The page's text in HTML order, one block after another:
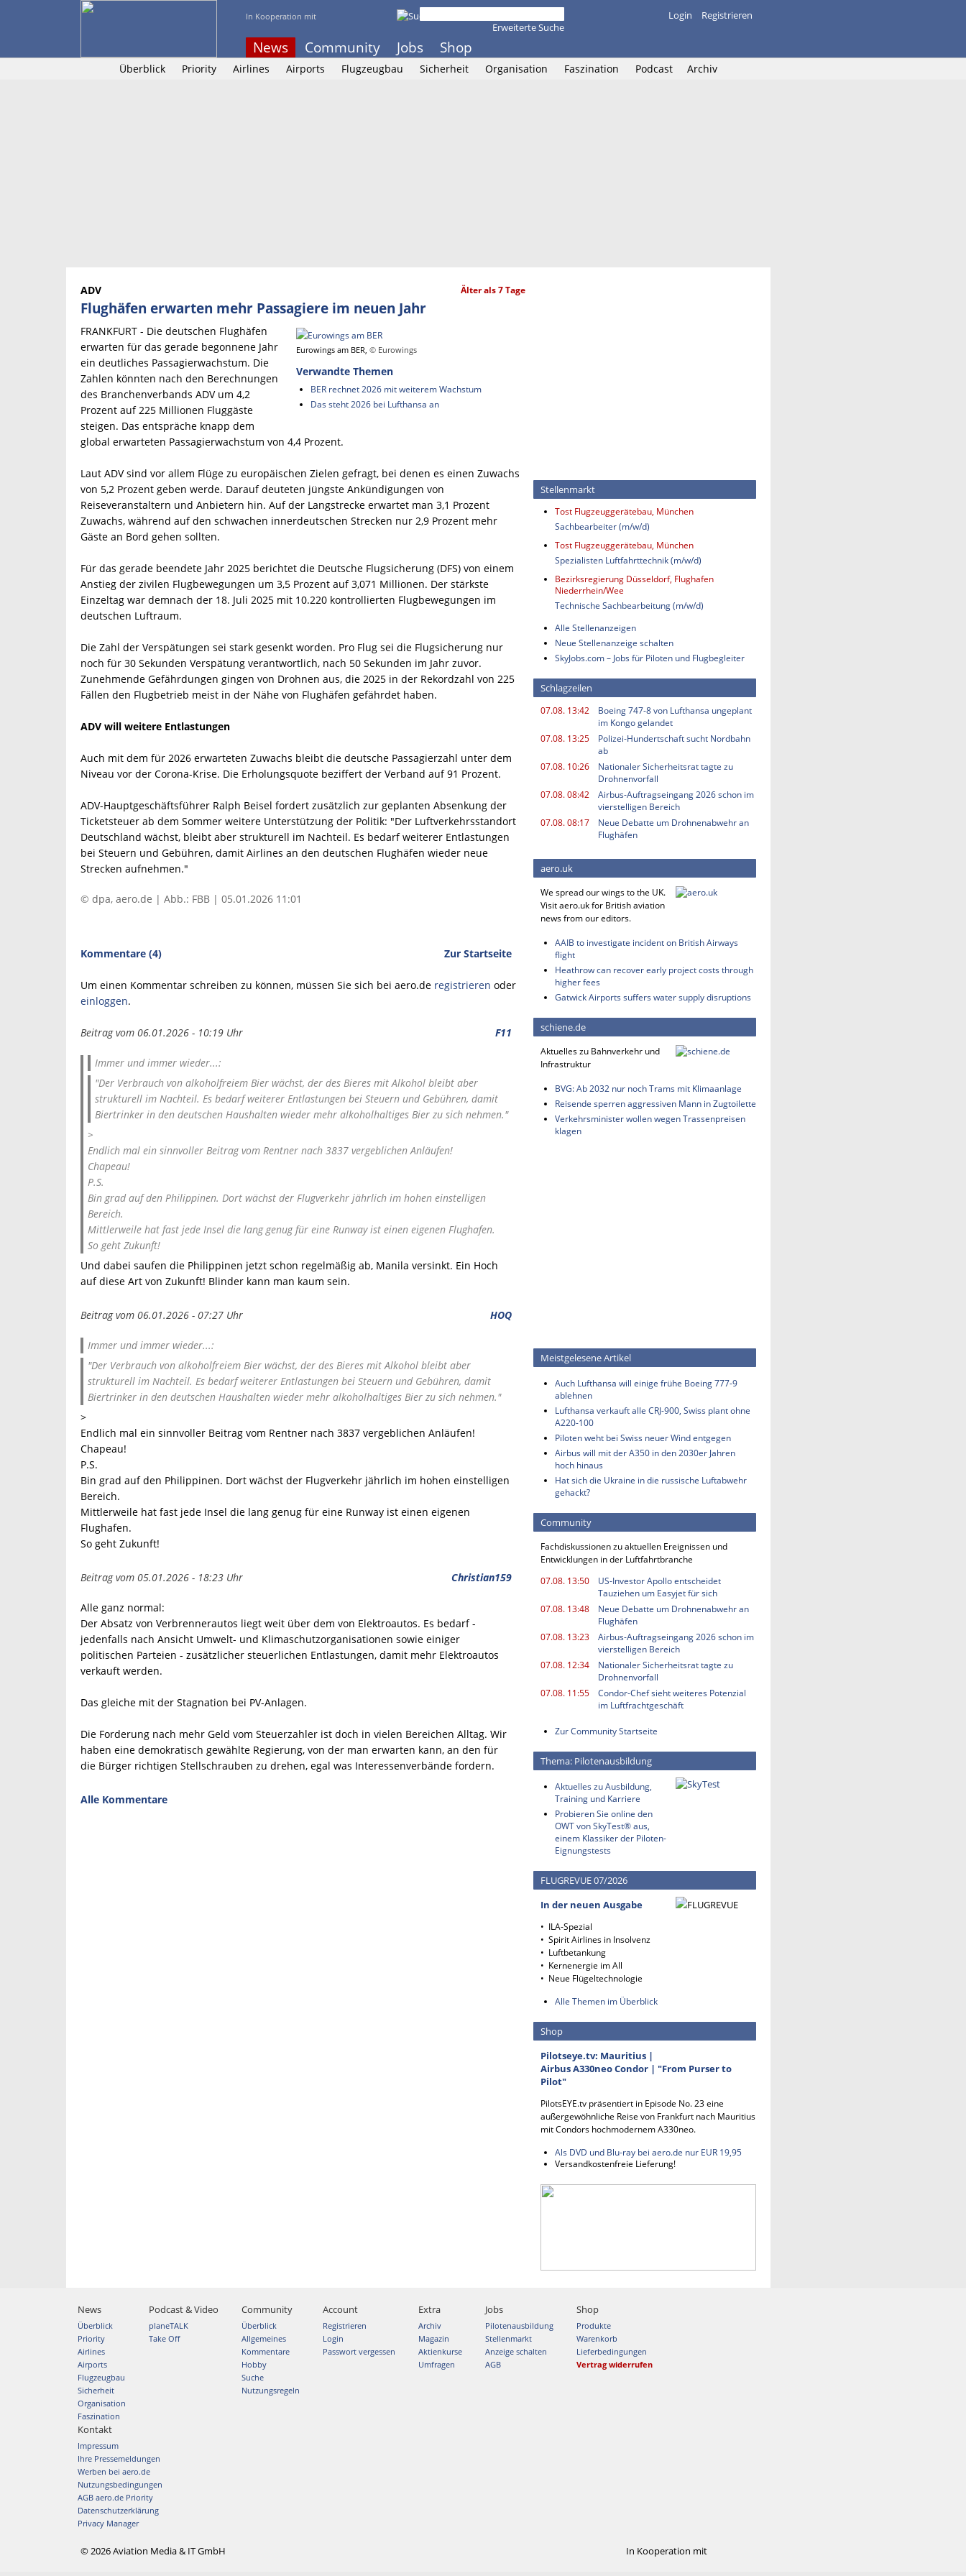
In Kooperation mit
News Community Jobs Shop
Erweiterte Suche
Login Registrieren
Überblick Priority Airlines Airports Flugzeugbau Sicherheit Organisation Faszination Podcast Archiv
ADV Älter als 7 Tage
Flughäfen erwarten mehr Passagiere im neuen Jahr
Eurowings am BER, © Eurowings
Verwandte Themen
BER rechnet 2026 mit weiterem Wachstum
Das steht 2026 bei Lufthansa an
FRANKFURT - Die deutschen Flughäfen
erwarten für das gerade begonnene Jahr
ein deutliches Passagierwachstum. Die
Zahlen könnten nach den Berechnungen
des Branchenverbands ADV um 4,2
Prozent auf 225 Millionen Fluggäste
steigen. Das entspräche knapp dem
global erwarteten Passagierwachstum von 4,4 Prozent.
Laut ADV sind vor allem Flüge zu europäischen Zielen gefragt, bei denen es einen Zuwachs
von 5,2 Prozent geben werde. Darauf deuteten jüngste Ankündigungen von
Reiseveranstaltern und Anbietern hin. Auf der Langstrecke erwartet man 3,1 Prozent
Zuwachs, während auf den schwachen innerdeutschen Strecken nur 2,9 Prozent mehr
Gäste an Bord gehen sollten.
Für das gerade beendete Jahr 2025 berichtet die Deutsche Flugsicherung (DFS) von einem
Anstieg der zivilen Flugbewegungen um 3,5 Prozent auf 3,071 Millionen. Der stärkste
Einzeltag war demnach der 18. Juli 2025 mit 10.220 kontrollierten Flugbewegungen im
deutschen Luftraum.
Die Zahl der Verspätungen sei stark gesenkt worden. Pro Flug sei die Flugsicherung nur
noch für 30 Sekunden Verspätung verantwortlich, nach 50 Sekunden im Jahr zuvor.
Zunehmende Gefährdungen gingen von Drohnen aus, die 2025 in der Rekordzahl von 225
Fällen den Flugbetrieb meist in der Nähe von Flughäfen gefährdet haben.
ADV will weitere Entlastungen
Auch mit dem für 2026 erwarteten Zuwachs bleibt die deutsche Passagierzahl unter dem
Niveau vor der Corona-Krise. Die Erholungsquote beziffert der Verband auf 91 Prozent.
ADV-Hauptgeschäftsführer Ralph Beisel fordert zusätzlich zur geplanten Absenkung der
Ticketsteuer ab dem Sommer weitere Unterstützung der Politik: "Der Luftverkehrsstandort
Deutschland wächst, bleibt aber strukturell im Nachteil. Es bedarf weiterer Entlastungen
bei Steuern und Gebühren, damit Airlines an den deutschen Flughäfen wieder neue
Strecken aufnehmen."
© dpa, aero.de | Abb.: FBB | 05.01.2026 11:01
Kommentare (4) Zur Startseite
Um einen Kommentar schreiben zu können, müssen Sie sich bei aero.de registrieren oder
einloggen.
Beitrag vom 06.01.2026 - 10:19 Uhr F11
Immer und immer wieder...:
"Der Verbrauch von alkoholfreiem Bier wächst, der des Bieres mit Alkohol bleibt aber
strukturell im Nachteil. Es bedarf weiterer Entlastungen bei Steuern und Gebühren, damit
Biertrinker in den deutschen Haushalten wieder mehr alkoholhaltiges Bier zu sich nehmen."
>
Endlich mal ein sinnvoller Beitrag vom Rentner nach 3837 vergeblichen Anläufen!
Chapeau!
P.S.
Bin grad auf den Philippinen. Dort wächst der Flugverkehr jährlich im hohen einstelligen
Bereich.
Mittlerweile hat fast jede Insel die lang genug für eine Runway ist einen eigenen Flughafen.
So geht Zukunft!
Und dabei saufen die Philippinen jetzt schon regelmäßig ab, Manila versinkt. Ein Hoch
auf diese Art von Zukunft! Blinder kann man kaum sein.
Beitrag vom 06.01.2026 - 07:27 Uhr HOQ
Immer und immer wieder...:
"Der Verbrauch von alkoholfreiem Bier wächst, der des Bieres mit Alkohol bleibt aber
strukturell im Nachteil. Es bedarf weiterer Entlastungen bei Steuern und Gebühren, damit
Biertrinker in den deutschen Haushalten wieder mehr alkoholhaltiges Bier zu sich nehmen."
>
Endlich mal ein sinnvoller Beitrag vom Rentner nach 3837 vergeblichen Anläufen!
Chapeau!
P.S.
Bin grad auf den Philippinen. Dort wächst der Flugverkehr jährlich im hohen einstelligen
Bereich.
Mittlerweile hat fast jede Insel die lang genug für eine Runway ist einen eigenen
Flughafen.
So geht Zukunft!
Beitrag vom 05.01.2026 - 18:23 Uhr Christian159
Alle ganz normal:
Der Absatz von Verbrennerautos liegt weit über dem von Elektroautos. Es bedarf -
jedenfalls nach Ansicht Umwelt- und Klimaschutzorganisationen sowie einiger
politischen Parteien - zusätzlicher steuerlichen Entlastungen, damit mehr Elektroautos
verkauft werden.
Das gleiche mit der Stagnation bei PV-Anlagen.
Die Forderung nach mehr Geld vom Steuerzahler ist doch in vielen Bereichen Alltag. Wir
haben eine demokratisch gewählte Regierung, von der man erwarten kann, an den für
die Bürger richtigen Stellschrauben zu drehen, egal was Interessenverbände fordern.
Alle Kommentare
Stellenmarkt
Tost Flugzeuggerätebau, München
Sachbearbeiter (m/w/d)
Tost Flugzeuggerätebau, München
Spezialisten Luftfahrttechnik (m/w/d)
Bezirksregierung Düsseldorf, Flughafen
Niederrhein/Wee
Technische Sachbearbeitung (m/w/d)
Alle Stellenanzeigen
Neue Stellenanzeige schalten
SkyJobs.com – Jobs für Piloten und Flugbegleiter
Schlagzeilen
07.08. 13:42
Boeing 747-8 von Lufthansa ungeplant
im Kongo gelandet
07.08. 13:25
Polizei-Hundertschaft sucht Nordbahn
ab
07.08. 10:26
Nationaler Sicherheitsrat tagte zu
Drohnenvorfall
07.08. 08:42
Airbus-Auftragseingang 2026 schon im
vierstelligen Bereich
07.08. 08:17
Neue Debatte um Drohnenabwehr an
Flughäfen
aero.uk
We spread our wings to the UK.
Visit aero.uk for British aviation
news from our editors.
AAIB to investigate incident on British Airways
flight
Heathrow can recover early project costs through
higher fees
Gatwick Airports suffers water supply disruptions
schiene.de
Aktuelles zu Bahnverkehr und
Infrastruktur
BVG: Ab 2032 nur noch Trams mit Klimaanlage
Reisende sperren aggressiven Mann in Zugtoilette
Verkehrsminister wollen wegen Trassenpreisen
klagen
Meistgelesene Artikel
Auch Lufthansa will einige frühe Boeing 777-9
ablehnen
Lufthansa verkauft alle CRJ-900, Swiss plant ohne
A220-100
Piloten weht bei Swiss neuer Wind entgegen
Airbus will mit der A350 in den 2030er Jahren
hoch hinaus
Hat sich die Ukraine in die russische Luftabwehr
gehackt?
Community
Fachdiskussionen zu aktuellen Ereignissen und
Entwicklungen in der Luftfahrtbranche
07.08. 13:50
US-Investor Apollo entscheidet
Tauziehen um Easyjet für sich
07.08. 13:48
Neue Debatte um Drohnenabwehr an
Flughäfen
07.08. 13:23
Airbus-Auftragseingang 2026 schon im
vierstelligen Bereich
07.08. 12:34
Nationaler Sicherheitsrat tagte zu
Drohnenvorfall
07.08. 11:55
Condor-Chef sieht weiteres Potenzial
im Luftfrachtgeschäft
Zur Community Startseite
Thema: Pilotenausbildung
Aktuelles zu Ausbildung,
Training und Karriere
Probieren Sie online den
OWT von SkyTest® aus,
einem Klassiker der Piloten-
Eignungstests
FLUGREVUE 07/2026
In der neuen Ausgabe
• ILA-Spezial
• Spirit Airlines in Insolvenz
• Luftbetankung
• Kernenergie im All
• Neue Flügeltechnologie
Alle Themen im Überblick
Shop
Pilotseye.tv: Mauritius |
Airbus A330neo Condor | "From Purser to
Pilot"
PilotsEYE.tv präsentiert in Episode No. 23 eine
außergewöhnliche Reise von Frankfurt nach Mauritius
mit Condors hochmodernem A330neo.
Als DVD und Blu-ray bei aero.de nur EUR 19,95
Versandkostenfreie Lieferung!
News
Überblick
Priority
Airlines
Airports
Flugzeugbau
Sicherheit
Organisation
Faszination
Podcast & Video
planeTALK
Take Off
Community
Überblick
Allgemeines
Kommentare
Hobby
Suche
Nutzungsregeln
Account
Registrieren
Login
Passwort vergessen
Extra
Archiv
Magazin
Aktienkurse
Umfragen
Jobs
Pilotenausbildung
Stellenmarkt
Anzeige schalten
AGB
Shop
Produkte
Warenkorb
Lieferbedingungen
Vertrag widerrufen
Kontakt
Impressum
Ihre Pressemeldungen
Werben bei aero.de
Nutzungsbedingungen
AGB aero.de Priority
Datenschutzerklärung
Privacy Manager
© 2026 Aviation Media & IT GmbH In Kooperation mit